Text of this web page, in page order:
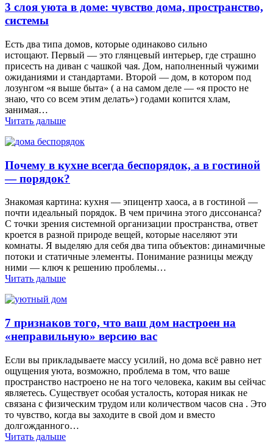
3 слоя уюта в доме: чувство дома, пространство,
системы
Есть два типа домов, которые одинаково сильно
истощают. Первый — это глянцевый интерьер, где страшно
присесть на диван с чашкой чая. Дом, наполненный чужими
ожиданиями и стандартами. Второй — дом, в котором под
лозунгом «я выше быта» ( а на самом деле — «я просто не
знаю, что со всем этим делать») годами копится хлам,
занимая…
Читать дальше
Почему в кухне всегда беспорядок, а в гостиной
— порядок?
Знакомая картина: кухня — эпицентр хаоса, а в гостиной —
почти идеальный порядок. В чем причина этого диссонанса?
С точки зрения системной организации пространства, ответ
кроется в разной природе вещей, которые населяют эти
комнаты. Я выделяю для себя два типа объектов: динамичные
потоки и статичные элементы. Понимание разницы между
ними — ключ к решению проблемы…
Читать дальше
7 признаков того, что ваш дом настроен на
«неправильную» версию вас
Если вы прикладываете массу усилий, но дома всё равно нет
ощущения уюта, возможно, проблема в том, что ваше
пространство настроено не на того человека, каким вы сейчас
являетесь. Существует особая усталость, которая никак не
связана с физическим трудом или количеством часов сна . Это
то чувство, когда вы заходите в свой дом и вместо
долгожданного…
Читать дальше